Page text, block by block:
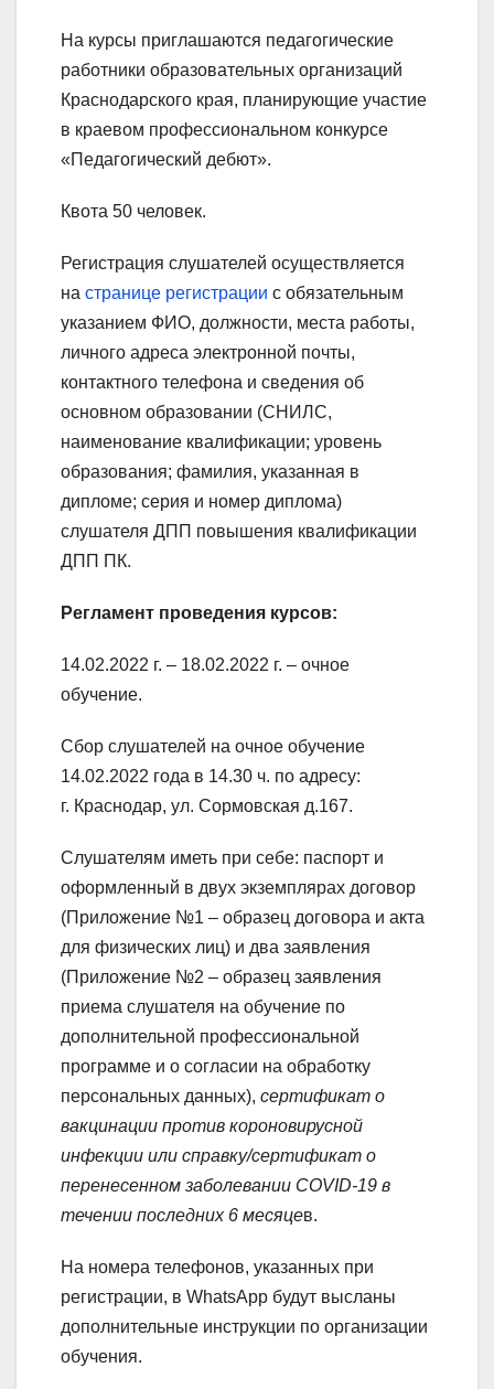
На курсы приглашаются педагогические
работники образовательных организаций
Краснодарского края, планирующие участие
в краевом профессиональном конкурсе
«Педагогический дебют».
Квота 50 человек.
Регистрация слушателей осуществляется
на странице регистрации с обязательным
указанием ФИО, должности, места работы,
личного адреса электронной почты,
контактного телефона и сведения об
основном образовании (СНИЛС,
наименование квалификации; уровень
образования; фамилия, указанная в
дипломе; серия и номер диплома)
слушателя ДПП повышения квалификации
ДПП ПК.
Регламент проведения курсов:
14.02.2022 г. – 18.02.2022 г. – очное
обучение.
Сбор слушателей на очное обучение
14.02.2022 года в 14.30 ч. по адресу:
г. Краснодар, ул. Сормовская д.167.
Слушателям иметь при себе: паспорт и
оформленный в двух экземплярах договор
(Приложение №1 – образец договора и акта
для физических лиц) и два заявления
(Приложение №2 – образец заявления
приема слушателя на обучение по
дополнительной профессиональной
программе и о согласии на обработку
персональных данных), сертификат о
вакцинации против короновирусной
инфекции или справку/сертификат о
перенесенном заболевании COVID-19 в
течении последних 6 месяцев.
На номера телефонов, указанных при
регистрации, в WhatsApp будут высланы
дополнительные инструкции по организации
обучения.